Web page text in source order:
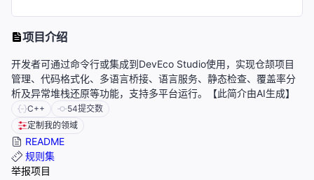
项目介绍
开发者可通过命令行或集成到DevEco Studio使用，实现仓颉项目
管理、代码格式化、多语言桥接、语言服务、静态检查、覆盖率分
析及异常堆栈还原等功能，支持多平台运行。【此简介由AI生成】
C++ 54提交数
定制我的领域
README
规则集
举报项目